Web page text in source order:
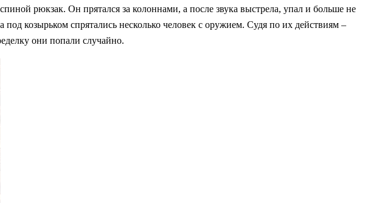
рюкзак. Он прятался за колоннами, а после звука выстрела, упал и больше не
козырьком спрятались несколько человек с оружием. Судя по их действиям –
они попали случайно.